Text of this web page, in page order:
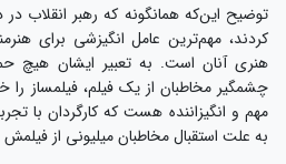
توضیح این‌که همانگونه که رهبر انقلاب در
کردند، مهم‌ترین عامل انگیزشی برای
هنری آنان است. به تعبیر ایشان هیچ
چشمگیر مخاطبان از یک فیلم، فیلمساز را
مهم و انگیزاننده هست که کارگردان با
به علت استقبال مخاطبان میلیونی از